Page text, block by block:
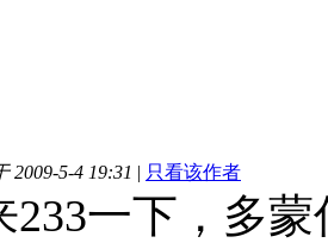
2009-5-4 19:31 | 只看该作者
233一下，多